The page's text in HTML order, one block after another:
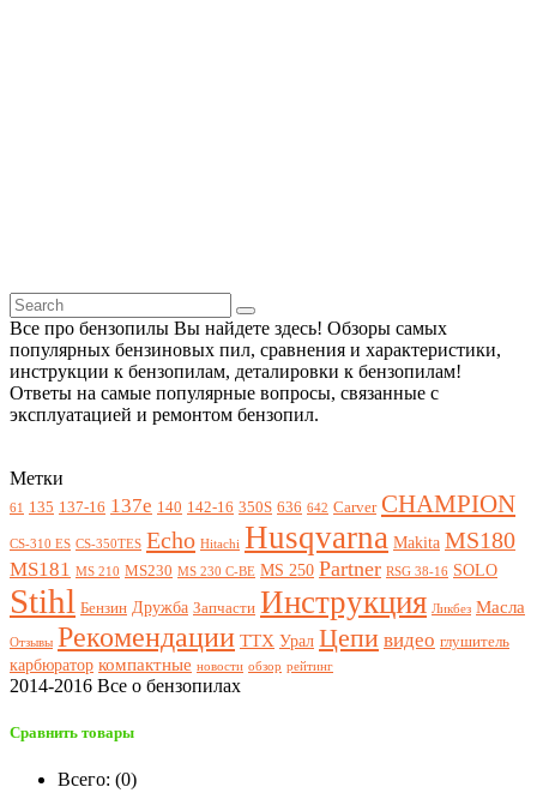
Все про бензопилы Вы найдете здесь! Обзоры самых
популярных бензиновых пил, сравнения и характеристики,
инструкции к бензопилам, деталировки к бензопилам!
Ответы на самые популярные вопросы, связанные с
эксплуатацией и ремонтом бензопил.
Метки
61 135 137-16 137e 140 142-16 350S 636 642 Carver CHAMPION
CS-310 ES CS-350TES Echo Hitachi Husqvarna Makita MS180
MS181 MS 210 MS230 MS 230 C-BE MS 250 Partner RSG 38-16 SOLO
Stihl Бензин Дружба Запчасти Инструкция Ликбез Масла
Отзывы Рекомендации ТТХ Урал Цепи видео глушитель
карбюратор компактные новости обзор рейтинг
2014-2016 Все о бензопилах
Сравнить товары
Всего: (0)